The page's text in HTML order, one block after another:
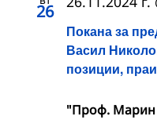
26
Покана за
Васил
позиции,
"Проф.